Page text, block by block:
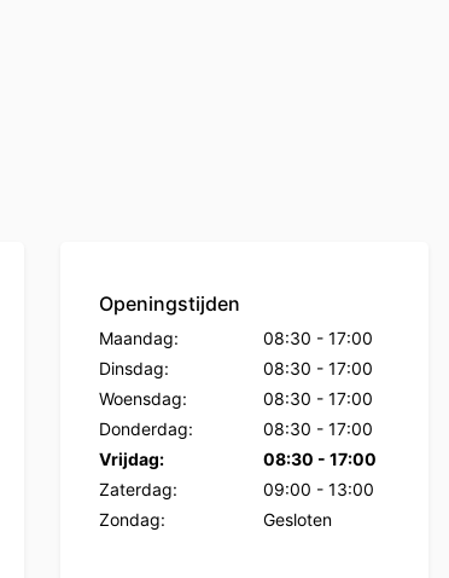
Openingstijden
Maandag: 08:30 - 17:00
Dinsdag:
08:30 - 17:00
Woensdag:
08:30 - 17:00
Donderdag:
08:30 - 17:00
Vrijdag:
08:30 - 17:00
Zaterdag:
09:00 - 13:00
Zondag:
Gesloten